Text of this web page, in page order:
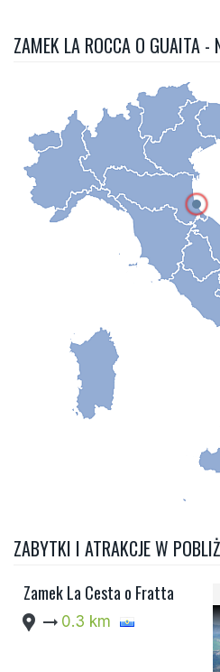
ZAMEK LA ROCCA O GUAITA -
ZABYTKI I ATRAKCJE W
Zamek La Cesta o Fratta
location_pin arrow_right_alt 0.3 km